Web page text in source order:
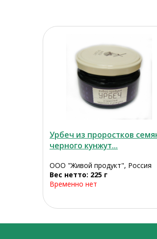
Урбеч из проростков
черного кунжут...
ООО "Живой продукт", Россия
Вес нетто: 225 г
Временно нет